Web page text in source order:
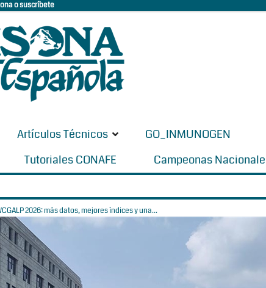
o suscríbete
Artículos Técnicos GO_INMUNOGEN
Tutoriales CONAFE Campeonas
2026: más datos, mejores índices y una...